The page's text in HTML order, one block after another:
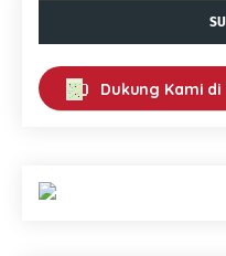
Dukung Kami